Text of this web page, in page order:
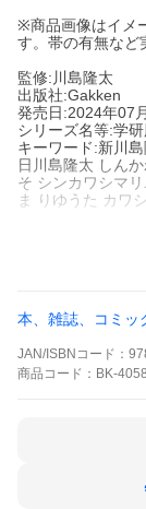
※商品画像はイメ
す。帯の有無など
監修:川島隆太
出版社:Gakken
発売日:2024年07月
シリーズ名等:学
キーワード:新川
日川島隆太 しん
そ シンカワシマ
ま りゆうた カワ
シリーズ名等: 学
新装２４種の新脳
語、イラスト並べ
パズル。
本、雑誌、コミッ
JAN/ISBNコード：
商品 コード： BK-